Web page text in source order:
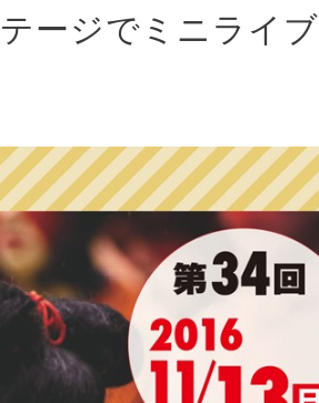
ージでミニライブ